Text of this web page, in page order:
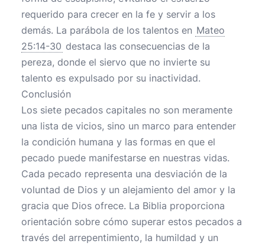
requerido para crecer en la fe y servir a los
demás. La parábola de los talentos en Mateo
25:14-30 destaca las consecuencias de la
pereza, donde el siervo que no invierte su
talento es expulsado por su inactividad.
Conclusión
Los siete pecados capitales no son meramente
una lista de vicios, sino un marco para entender
la condición humana y las formas en que el
pecado puede manifestarse en nuestras vidas.
Cada pecado representa una desviación de la
voluntad de Dios y un alejamiento del amor y la
gracia que Dios ofrece. La Biblia proporciona
orientación sobre cómo superar estos pecados a
través del arrepentimiento, la humildad y un